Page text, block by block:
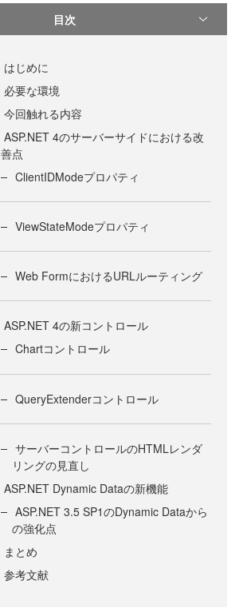
目次
はじめに
必要な環境
今回触れる内容
ASP.NET 4のサーバーサイドにおける改
善点
ClientIDModeプロパティ
ViewStateModeプロパティ
Web FormにおけるURLルーティング
ASP.NET 4の新コントロール
Chartコントロール
QueryExtenderコントロール
サーバーコントロールのHTMLレンダ
リングの見直し
ASP.NET Dynamic Dataの新機能
ASP.NET 3.5 SP1のDynamic Dataから
の強化点
まとめ
参考文献